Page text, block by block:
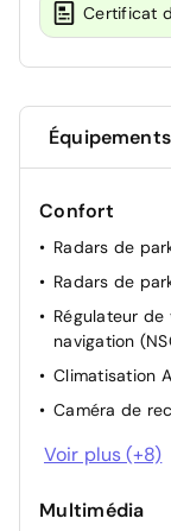
Certificat
Confort
Radars de
Radars de
Régulateur
navigation
Climatisation
Caméra de
Rétroviseur
Câble de
Voir plus (+8)
Multimédia